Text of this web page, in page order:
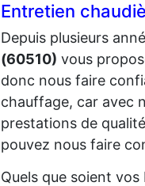
Entretien
Depuis plusieurs
(60510) vous
donc nous faire
chauffage, car avec
prestations de
pouvez nous faire
Quels que soient vos